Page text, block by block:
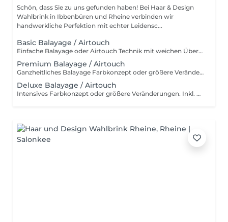
Schön, dass Sie zu uns gefunden haben! Bei Haar & Design
Wahlbrink in Ibbenbüren und Rheine verbinden wir
handwerkliche Perfektion mit echter Leidensc...
Basic Balayage / Airtouch
Einfache Balayage oder Airtouch Technik mit weichen Übergängen für langanhaltendem Tragekomfort. Inkl. Beratung, Haarpflege, Handmassage und Kopfmassage. Für wen ist das Basic Balayage-Paket geeignet? Dieses Paket richtet sich an Kundinnen, die bereits eine Balayage oder Airtouch-Behandlung hatten und sich eine dezente Auffrischung wünschen. Es ist ideal, wenn die bestehende Farbtechnik noch gut erhalten ist und lediglich sanft nachgearbeitet werden soll, ohne eine komplette Neugestaltung. Ebenso eignet sich Basic Paket für alle, die gezielte, leichte Aufhellungen bevorzugen – zum Beispiel am Oberkopf, im Konturbereich oder als Face Frame. Perfekt für einen frischen, natürlichen Look mit minimalem Aufwand und ohne den gesamten Kopf zu behandeln.
Premium Balayage / Airtouch
Ganzheitliches Balayage Farbkonzept oder größere Veränderungen. Inkl. Beratung, Haarpflege, Handmassage und Kopfmassage. Für wen ist das Premium Balayage-Paket geeignet? Dieses Paket ist ideal für Kundinnen, die sich eine deutlichere Auffrischung oder Veränderung wünschen, ohne eine komplette Neugestaltung vorzunehmen. Es eignet sich besonders, wenn die bestehende Balayage herausgewachsen ist und mehr Helligkeit sowie eine gleichmäßigere Farbverteilung gewünscht wird. Perfekt für alle, die mehr als nur eine leichte Nacharbeit möchten – zum Beispiel zusätzliche Strähnen im Längen- und Spitzenbereich, eine intensivere Aufhellung oder ein insgesamt frischer, lebendiger Look. Das Premium Paket bildet die optimale Balance zwischen natürlicher Auffrischung und sichtbarer Veränderung.
Deluxe Balayage / Airtouch
Intensives Farbkonzept oder größere Veränderungen. Inkl. Beratung, Haarpflege, Handmassage und Kopfmassage. Für wen ist das Deluxe Balayage-Paket geeignet? Das Deluxe Balayage ist die richtige Wahl, wenn der gesamte Kopf umfassend bearbeitet wird – für ein neues, harmonisches Gesamtbild mit maximaler Leuchtkraft und Dimension. Perfekt für alle, die bereit sind für einen intensiven, hochwertigen Farbservice mit einem deutlich sichtbaren Ergebnis.